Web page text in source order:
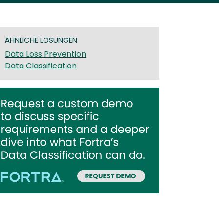
ÄHNLICHE LÖSUNGEN
Data Loss Prevention
Data Classification